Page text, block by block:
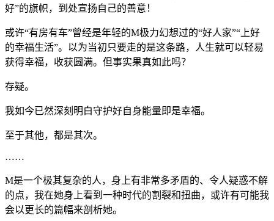
好”的旗帜，到处宣扬自己的善意！
或许“有房有车”曾经是年轻的M极力幻想过的“好人家”“上好
的幸福生活”。以为当初只要走的是这条路，人生就可以轻易
获得幸福，收获圆满。但事实果真如此吗？
存疑。
我如今已然深刻明白守护好自身能量即是幸福。
至于其他，都是其次。
……
M是一个极其复杂的人，身上有非常多矛盾的、令人疑惑不解
的点，我在她身上看到一种时代的割裂和扭曲，或许有可能我
会以更长的篇幅来剖析她。